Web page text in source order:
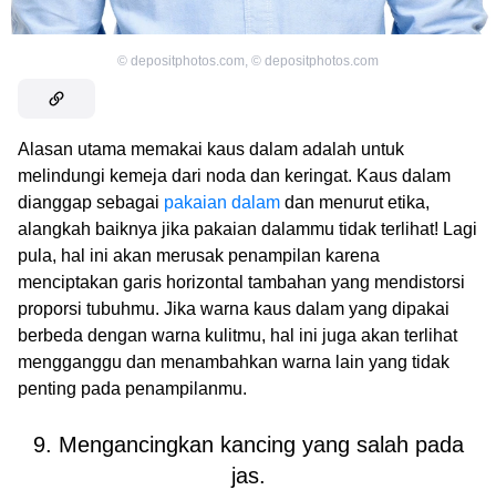
© depositphotos.com, © depositphotos.com
Alasan utama memakai kaus dalam adalah untuk
melindungi kemeja dari noda dan keringat. Kaus dalam
dianggap sebagai pakaian dalam dan menurut etika,
alangkah baiknya jika pakaian dalammu tidak terlihat! Lagi
pula, hal ini akan merusak penampilan karena
menciptakan garis horizontal tambahan yang mendistorsi
proporsi tubuhmu. Jika warna kaus dalam yang dipakai
berbeda dengan warna kulitmu, hal ini juga akan terlihat
mengganggu dan menambahkan warna lain yang tidak
penting pada penampilanmu.
9. Mengancingkan kancing yang salah pada
jas.